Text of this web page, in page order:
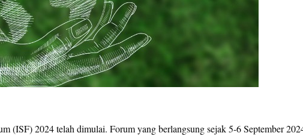
(ISF) 2024 telah dimulai. Forum yang berlangsung sejak 5-6 September